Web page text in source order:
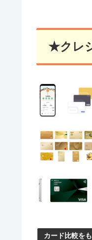
★クレ
カード比較を